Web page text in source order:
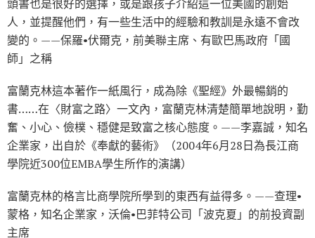
頭書也是很好的選擇，或是跟孩子介紹這一位美國的創始
人，並提醒他們，有一些生活中的經驗和教訓是永遠不會改
變的。——保羅•伏爾克，前美聯主席、有歐巴馬政府「國
師」之稱
富蘭克林這本著作一紙風行，成為除《聖經》外最暢銷的
書……在〈財富之路〉一文內，富蘭克林清楚簡單地說明，勤
奮、小心、儉樸、穩健是致富之核心態度。——李嘉誠，知名
企業家，出自於《奉獻的藝術》（2004年6月28日為長江商
學院近300位EMBA學生所作的演講）
富蘭克林的格言比商學院所學到的東西有益得多。——查理•
蒙格，知名企業家，沃倫•巴菲特公司「波克夏」的前投資副
主席